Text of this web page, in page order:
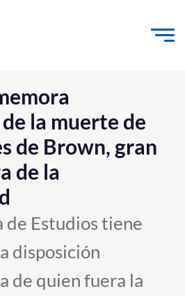
al contenido
e Innovación
la muerte de
de Brown, gran
de la
de Estudios tiene
disposición
de quien fuera la